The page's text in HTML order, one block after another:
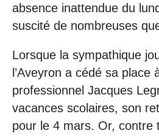
absence inattendue du
suscité de nombreuses
Lorsque la sympathique
l’Aveyron a cédé sa place
professionnel Jacques
vacances scolaires, son
pour le 4 mars. Or, contre